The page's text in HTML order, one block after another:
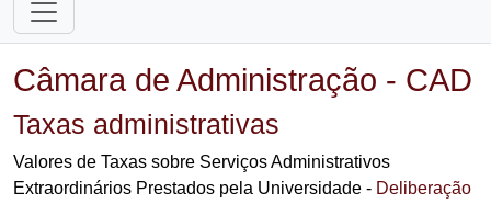
Câmara de Administração - CAD
Taxas administrativas
Valores de Taxas sobre Serviços Administrativos
Extraordinários Prestados pela Universidade - Deliberação